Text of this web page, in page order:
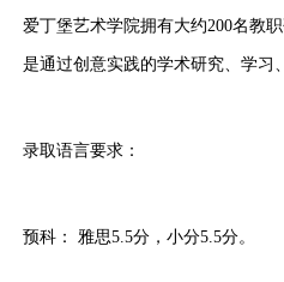
爱丁堡艺术学院拥有大约200名教
是通过创意实践的学术研究、学习
录取语言要求：
预科： 雅思5.5分，小分5.5分。